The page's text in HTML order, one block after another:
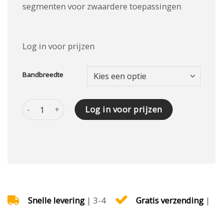
segmenten voor zwaardere toepassingen
Log in voor prijzen
Bandbreedte
SCHRAAPPLANK MET HARDMETALEN SCHRAAPRAND
Log in voor prijzen
Snelle levering| 3-4
Gratis verzending|